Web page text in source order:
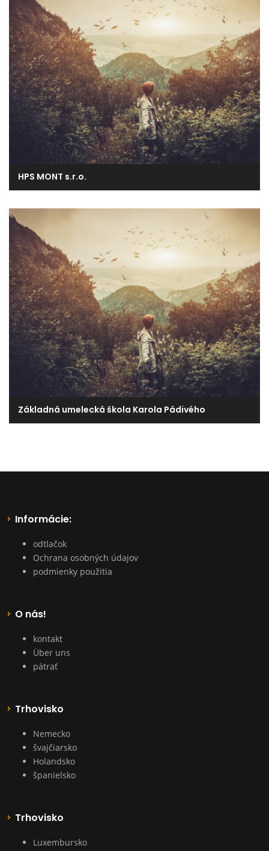
HPS MONT s.r.o.
Základná umelecká škola Karola Pádivého
Informácie:
odtlačok
Ochrana osobných údajov
podmienky použitia
O nás!
kontakt
Über uns
pátrať
Trhovisko
Nemecko
švajčiarsko
Holandsko
španielsko
Trhovisko
Luxembursko